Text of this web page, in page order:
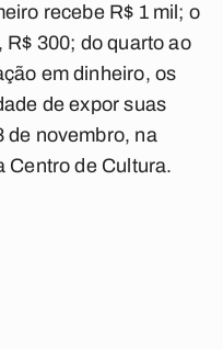
recebe R$ 1 mil; o
300; do quarto ao
em dinheiro, os
de expor suas
de novembro, na
Centro de Cultura.